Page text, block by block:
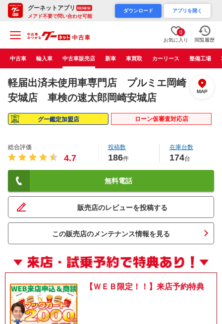
グーネットアプリ RENEW
メアド不要で問い合わせ可能
ダウンロード アプリを開く
0
お気に入り 閲覧履歴
中古車 輸入車 中古車販売店 新車 車買取 カーリース 整備工場
軽届出済未使用車専門店 プルミエ岡崎
安城店 車検の速太郎岡崎安城店
MAP
グー鑑定加盟店 ローン仮審査対応店
総合評価
4.7
投稿数
186件
在庫台数
174台
無料電話
販売店のレビューを投稿する
この販売店のメンテナンス情報を見る
【ＷＥＢ限定！！】来店予約特典